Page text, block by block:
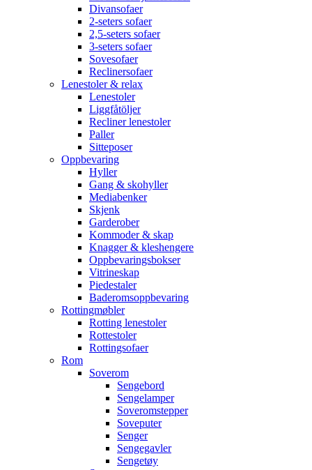
Divansofaer
2-seters sofaer
2,5-seters sofaer
3-seters sofaer
Sovesofaer
Reclinersofaer
Lenestoler & relax
Lenestoler
Liggfåtöljer
Recliner lenestoler
Paller
Sitteposer
Oppbevaring
Hyller
Gang & skohyller
Mediabenker
Skjenk
Garderober
Kommoder & skap
Knagger & kleshengere
Oppbevaringsbokser
Vitrineskap
Piedestaler
Baderomsoppbevaring
Rottingmøbler
Rotting lenestoler
Rottestoler
Rottingsofaer
Rom
Soverom
Sengebord
Sengelamper
Soveromstepper
Soveputer
Senger
Sengegavler
Sengetøy